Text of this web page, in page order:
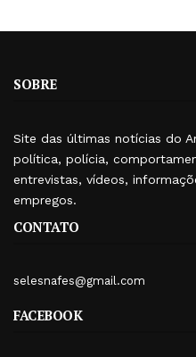
SOBRE
Site das últimas notícias do
política, polícia,
entrevistas, vídeos,
empregos.
CONTATO
selesnafes@gmail.com
FACEBOOK